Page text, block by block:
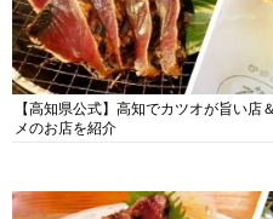
【高知県公式】高知でカツオが旨い
メのお店を紹介